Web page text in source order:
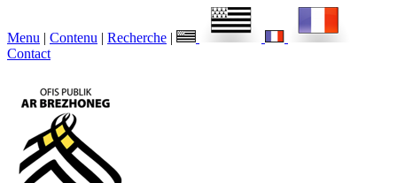
Menu | Contenu | Recherche |
Contact